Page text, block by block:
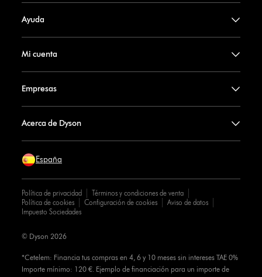
Ayuda
Mi cuenta
Empresas
Acerca de Dyson
España
Política de privacidad
Términos y condiciones de venta
Política de cookies
Configuración de cookies
Aviso de datos
Impuesto Sociedades
*Cetelem: Financia tus compras en 4, 6 y 10 meses sin intereses TAE 0%
Importe mínimo: 120 €. Ejemplo de financiación para un importe de
© Dyson 2026